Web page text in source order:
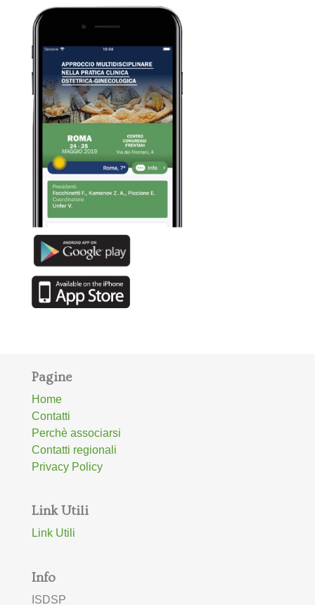
Pagine
Home
Contatti
Perchè associarsi
Contatti regionali
Privacy Policy
Link Utili
Link Utili
Info
ISDSP